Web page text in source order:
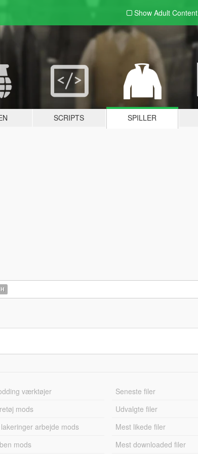
Show Adult Content
SCRIPTS SPILLER
værktøjer
mods
arbejde mods
mods
Seneste filer
Udvalgte filer
Mest likede filer
Mest downloaded filer